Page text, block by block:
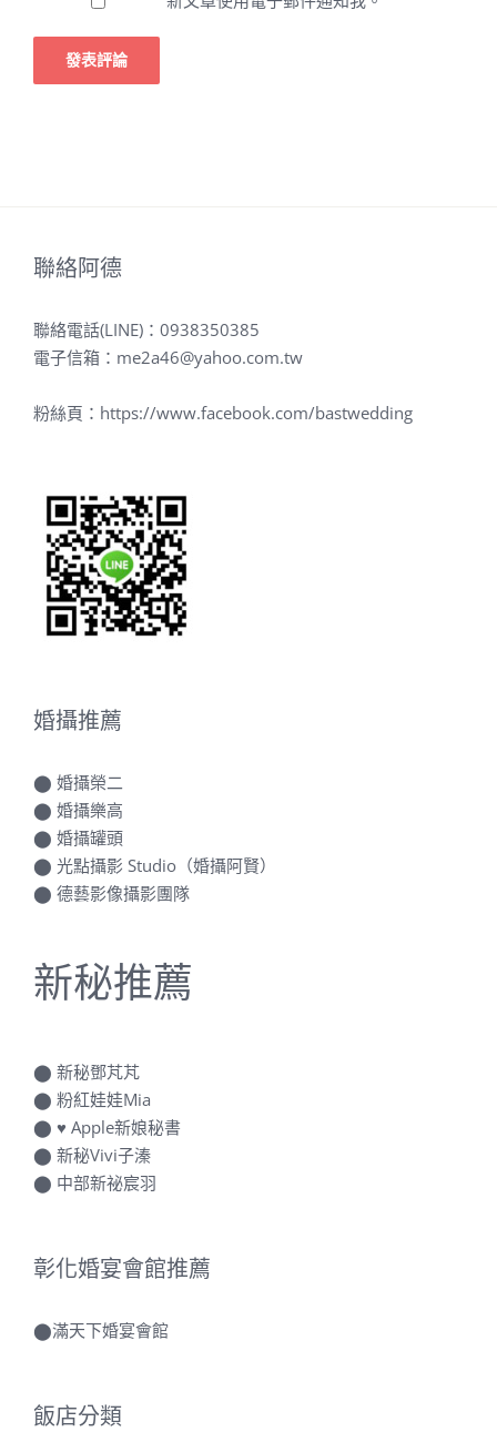
聯絡阿德
聯絡電話(LINE)： 0938350385
電子信箱： me2a46@yahoo.com.tw
粉絲頁： https://www.facebook.com/bastwedding
婚攝推薦
⬤ 婚攝榮二
⬤ 婚攝樂高
⬤ 婚攝罐頭
⬤ 光點攝影 Studio（婚攝阿賢）
⬤ 德藝影像攝影團隊
新秘推薦
⬤ 新秘鄧芃芃
⬤ 粉紅娃娃Mia
⬤ ♥ Apple新娘秘書
⬤ 新秘Vivi子溱
⬤ 中部新祕宸羽
彰化婚宴會館推薦
⬤滿天下婚宴會館
飯店分類